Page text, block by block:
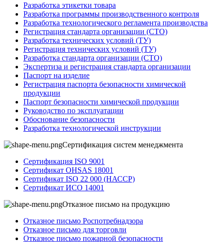
Разработка этикетки товара
Разработка программы производственного контроля
Разработка технологического регламента производства
Регистрация стандарта организации (СТО)
Разработка технических условий (ТУ)
Регистрация технических условий (ТУ)
Разработка стандарта организации (СТО)
Экспертиза и регистрация стандарта организации
Паспорт на изделие
Регистрация паспорта безопасности химической
продукции
Паспорт безопасности химической продукции
Руководство по эксплуатации
Обоснование безопасности
Разработка технологической инструкции
Сертификация систем менеджмента
Сертификация ISO 9001
Сертификат OHSAS 18001
Сертификат ISO 22 000 (НАССР)
Сертификат ИСО 14001
Отказное письмо на продукцию
Отказное письмо Роспотребнадзора
Отказное письмо для торговли
Отказное письмо пожарной безопасности